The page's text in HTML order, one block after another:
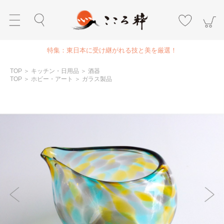
特集：東日本に受け継がれる技と美を厳選！
TOP ＞ キッチン・日用品 ＞ 酒器
TOP ＞ ホビー・アート ＞ ガラス製品